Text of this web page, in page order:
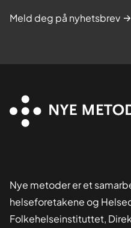
Meld deg på nyhetsbrev
Nye metoder er et
helseforetakene og
Folkehelseinstituttet,